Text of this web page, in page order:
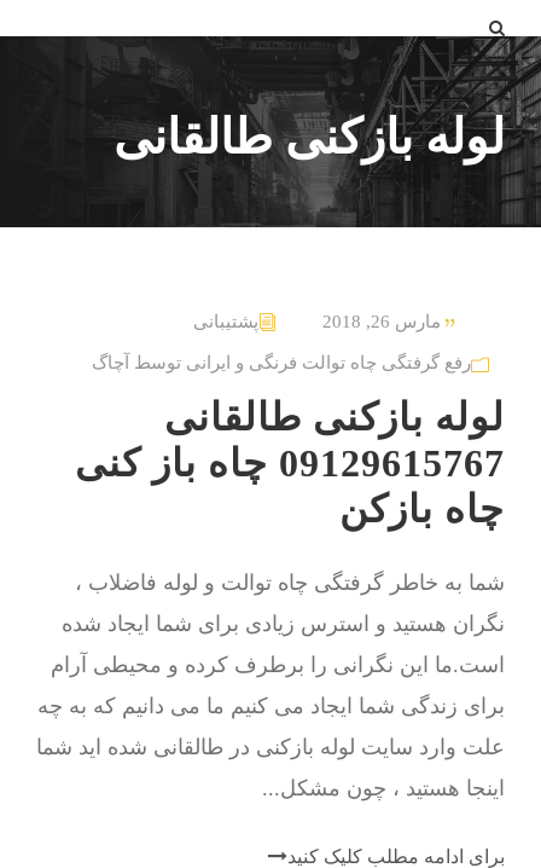
لوله بازکنی طالقانی
مارس 26, 2018 پشتیبانی
رفع گرفتگی چاه توالت فرنگی و ایرانی توسط آچاگ
لوله بازکنی طالقانی
09129615767 چاه باز کنی
چاه بازکن
شما به خاطر گرفتگی چاه توالت و لوله فاضلاب ،
نگران هستید و استرس زیادی برای شما ایجاد شده
است.ما این نگرانی را برطرف کرده و محیطی آرام
برای زندگی شما ایجاد می کنیم ما می دانیم که به چه
علت وارد سایت لوله بازکنی در طالقانی شده اید شما
اینجا هستید ، چون مشکل...
برای ادامه مطلب کلیک کنید